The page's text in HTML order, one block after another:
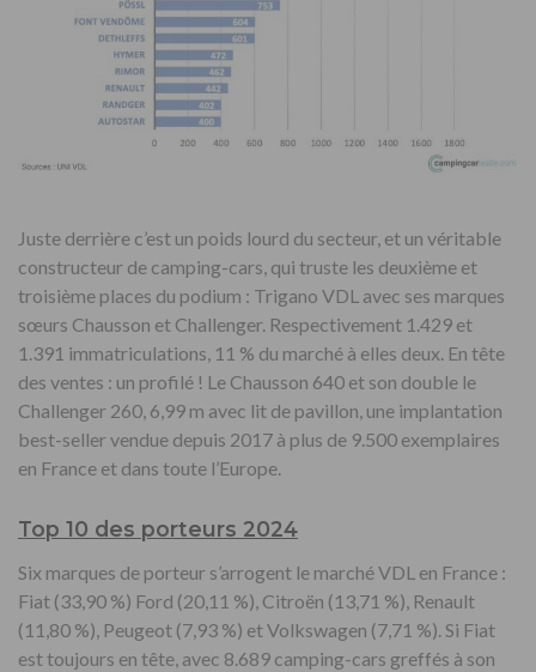
Juste derrière c’est un poids lourd du secteur, et un véritable
constructeur de camping-cars, qui truste les deuxième et
troisième places du podium : Trigano VDL avec ses marques
sœurs Chausson et Challenger. Respectivement 1.429 et
1.391 immatriculations, 11 % du marché à elles deux. En tête
des ventes : un profilé ! Le Chausson 640 et son double le
Challenger 260, 6,99 m avec lit de pavillon, une implantation
best-seller vendue depuis 2017 à plus de 9.500 exemplaires
en France et dans toute l’Europe.
Top 10 des porteurs 2024
Six marques de porteur s’arrogent le marché VDL en France :
Fiat (33,90 %) Ford (20,11 %), Citroën (13,71 %), Renault
(11,80 %), Peugeot (7,93 %) et Volkswagen (7,71 %). Si Fiat
est toujours en tête, avec 8.689 camping-cars greffés à son